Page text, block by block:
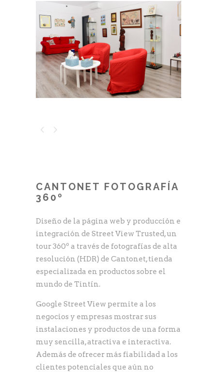
CANTONET FOTOGRAFÍA
360º
Diseño de la página web y producción e
integración de Street View Trusted, un
tour 360º a través de fotografías de alta
resolución (HDR) de Cantonet, tienda
especializada en productos sobre el
mundo de Tintín.
Google Street View permite a los
negocios y empresas mostrar sus
instalaciones y productos de una forma
muy sencilla, atractiva e interactiva.
Además de ofrecer más fiabilidad a los
clientes potenciales que aún no